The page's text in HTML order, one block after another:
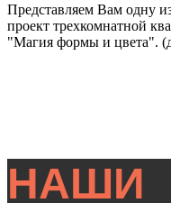
Представляем Вам одну
проект трехкомнатной
"Магия формы и цвета".
НАШИ